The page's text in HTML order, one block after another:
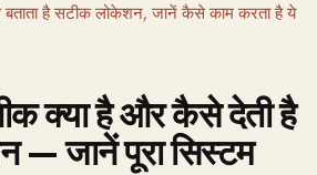
है सटीक लोकेशन, जानें कैसे काम करता है ये
क्या है और कैसे देती है
— जानें पूरा सिस्टम